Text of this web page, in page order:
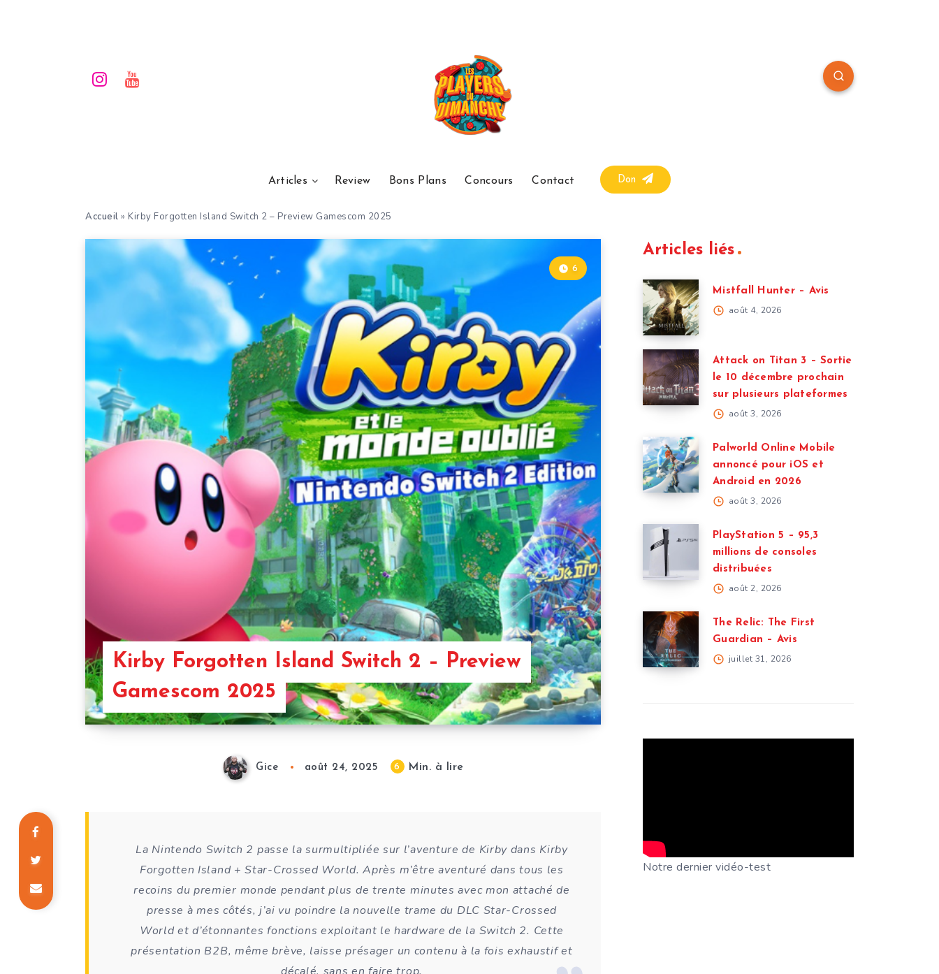
Articles Review Bons Plans Concours Contact Don
Accueil » Kirby Forgotten Island Switch 2 – Preview Gamescom 2025
Kirby Forgotten Island Switch 2 – Preview
Gamescom 2025
6
Gice août 24, 2025 6 Min. à lire
La Nintendo Switch 2 passe la surmultipliée sur l’aventure de Kirby dans Kirby
Forgotten Island + Star-Crossed World. Après m’être aventuré dans tous les
recoins du premier monde pendant plus de trente minutes avec mon attaché de
presse à mes côtés, j’ai vu poindre la nouvelle trame du DLC Star-Crossed
World et d’étonnantes fonctions exploitant le hardware de la Switch 2. Cette
présentation B2B, même brève, laisse présager un contenu à la fois exhaustif et
Articles liés
Mistfall Hunter – Avis
août 4, 2026
Attack on Titan 3 – Sortie
le 10 décembre prochain
sur plusieurs plateformes
août 3, 2026
Palworld Online Mobile
annoncé pour iOS et
Android en 2026
août 3, 2026
PlayStation 5 – 95,3
millions de consoles
distribuées
août 2, 2026
The Relic: The First
Guardian – Avis
juillet 31, 2026
Notre dernier vidéo-test